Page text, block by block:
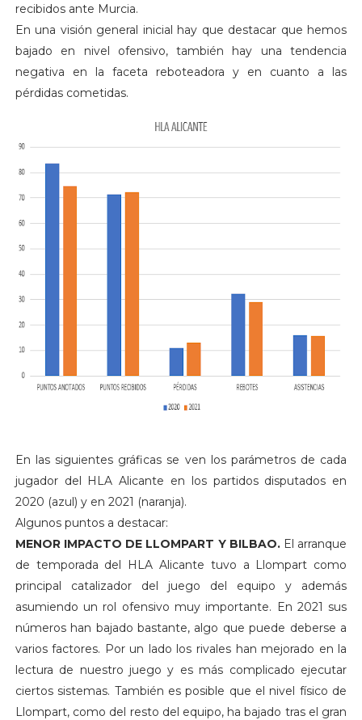
recibidos ante Murcia.
En una visión general inicial hay que destacar que hemos
bajado en nivel ofensivo, también hay una tendencia
negativa en la faceta reboteadora y en cuanto a las
pérdidas cometidas.
En las siguientes gráficas se ven los parámetros de cada
jugador del HLA Alicante en los partidos disputados en
2020 (azul) y en 2021 (naranja).
Algunos puntos a destacar:
MENOR IMPACTO DE LLOMPART Y BILBAO.El arranque
de temporada del HLA Alicante tuvo a Llompart como
principal catalizador del juego del equipo y además
asumiendo un rol ofensivo muy importante. En 2021 sus
números han bajado bastante, algo que puede deberse a
varios factores. Por un lado los rivales han mejorado en la
lectura de nuestro juego y es más complicado ejecutar
ciertos sistemas. También es posible que el nivel físico de
Llompart, como del resto del equipo, ha bajado tras el gran